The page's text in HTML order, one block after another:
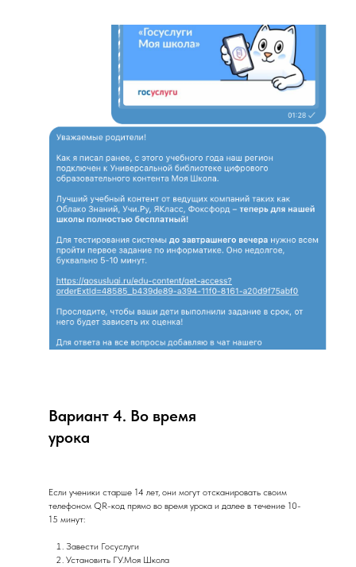
Вариант 4. Во время
урока
Если ученики старше 14 лет, они могут отсканировать своим
телефоном QR-код прямо во время урока и далее в течение 10-
15 минут:
Завести Госуслуги
Установить ГУ.Моя Школа